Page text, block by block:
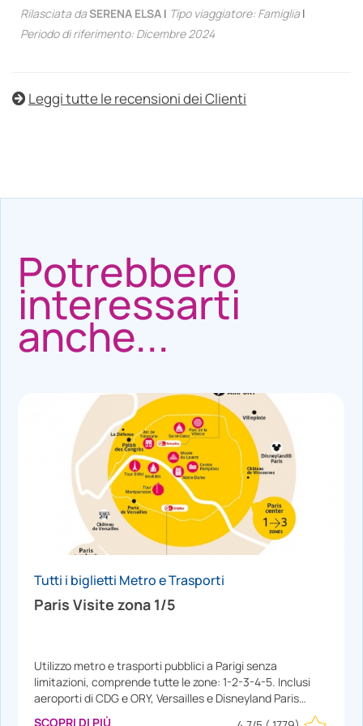
Rilasciata daSERENA ELSA | Tipo viaggiatore: Famiglia|
Periodo di riferimento: Dicembre 2024
Leggi tutte le recensioni dei Clienti
Potrebbero
interessarti
anche...
Tutti i biglietti Metro e Trasporti
Paris Visite zona 1/5
Utilizzo metro e trasporti pubblici a Parigi senza
limitazioni, comprende tutte le zone: 1-2-3-4-5. Inclusi
aeroporti di CDG e ORY, Versailles e Disneyland Paris
(NON è compreso l'aeroporto di Beauvais). Carnet sconti
SCOPRI DI PIÙ